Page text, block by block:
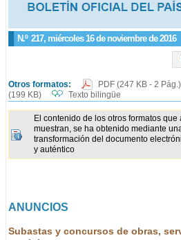
N.º 217, miércoles 16 de noviembre de 2016
Otros formatos: PDF (247 KB - 2 Pág.)
(199 KB)
Texto bilingüe
El contenido de los otros formatos que
muestran, se ha obtenido mediante
transformación del documento
y auténtico
ANUNCIOS
Subastas y concursos de obras,